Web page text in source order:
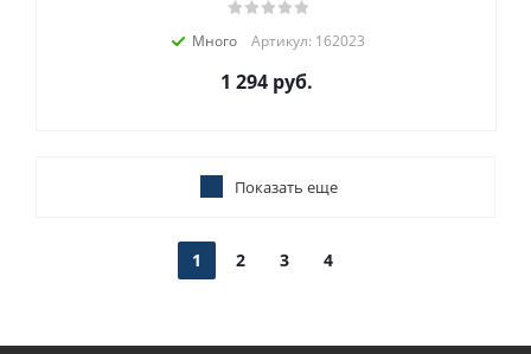
Много Артикул: 162023
1 294 руб.
Показать еще
1 2 3 4